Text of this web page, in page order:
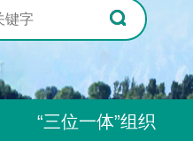
“三位一体”组织